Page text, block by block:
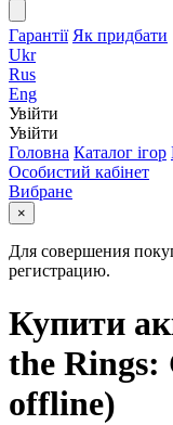
Гарантії Як придбати
Ukr
Rus
Eng
Увійти
Увійти
Головна Каталог ігор
Особистий кабінет
Вибране
×
Для совершения
регистрацию.
Купити
the Rings:
offline)